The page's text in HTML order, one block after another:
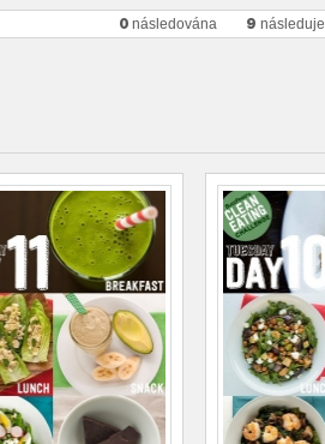
0 následována 9 následuje